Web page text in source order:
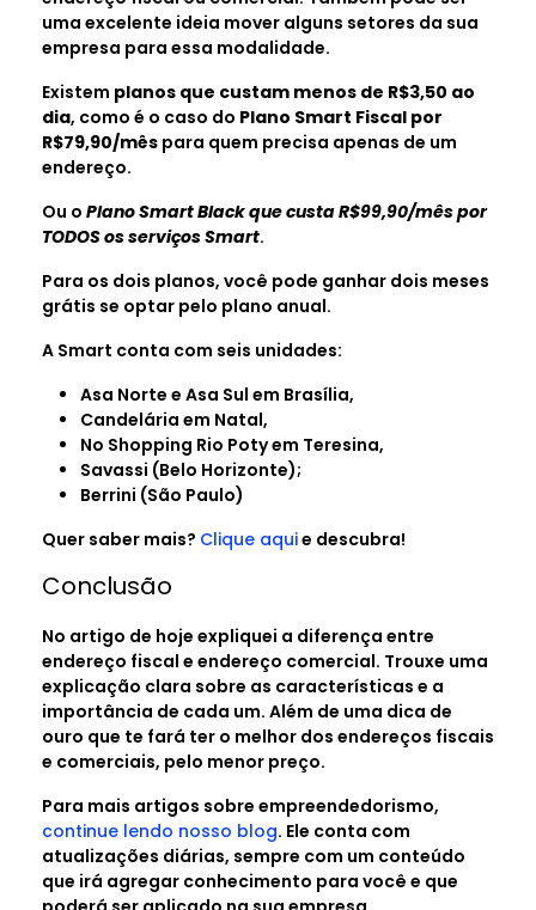
uma excelente ideia mover alguns setores da sua
empresa para essa modalidade.
Existem planos que custam menos de R$3,50 ao
dia, como é o caso do Plano Smart Fiscal por
R$79,90/mês para quem precisa apenas de um
endereço.
Ou o Plano Smart Black que custa R$99,90/mês por
TODOS os serviços Smart.
Para os dois planos, você pode ganhar dois meses
grátis se optar pelo plano anual.
A Smart conta com seis unidades:
Asa Norte e Asa Sul em Brasília,
Candelária em Natal,
No Shopping Rio Poty em Teresina,
Savassi (Belo Horizonte);
Berrini (São Paulo)
Quer saber mais? Clique aquie descubra!
Conclusão
No artigo de hoje expliquei a diferença entre
endereço fiscal e endereço comercial. Trouxe uma
explicação clara sobre as características e a
importância de cada um. Além de uma dica de
ouro que te fará ter o melhor dos endereços fiscais
e comerciais, pelo menor preço.
Para mais artigos sobre empreendedorismo,
continue lendo nosso blog. Ele conta com
atualizações diárias, sempre com um conteúdo
que irá agregar conhecimento para você e que